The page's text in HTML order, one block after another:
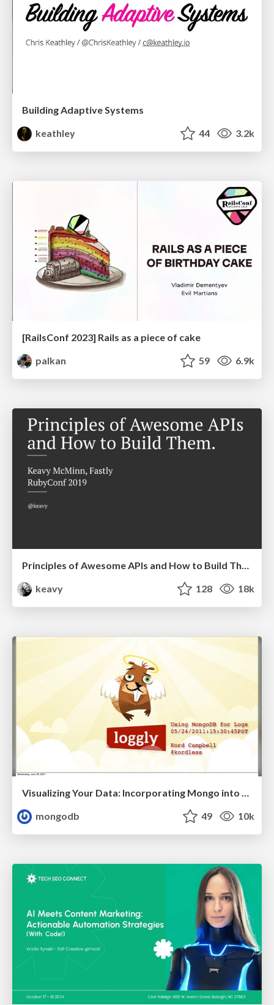
Building Adaptive Systems
keathley
44 3.2k
[RailsConf 2023] Rails as a piece of cake
palkan
59 6.9k
Principles of Awesome APIs and How to Build Them.
keavy
128 18k
Visualizing Your Data: Incorporating Mongo into Loggly Infrastructure
mongodb
49 10k